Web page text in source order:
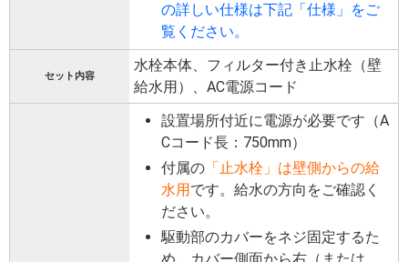
の詳しい仕様は下記「仕様」をご
覧ください。
セット内容
水栓本体、フィルター付き止水栓（壁
給水用）、AC電源コード
設置場所付近に電源が必要です（A
Cコード長：750mm）
付属の 「止水栓」は壁側からの給
水用 です。給水の方向をご確認く
ださい。
駆動部のカバーをネジ固定するた